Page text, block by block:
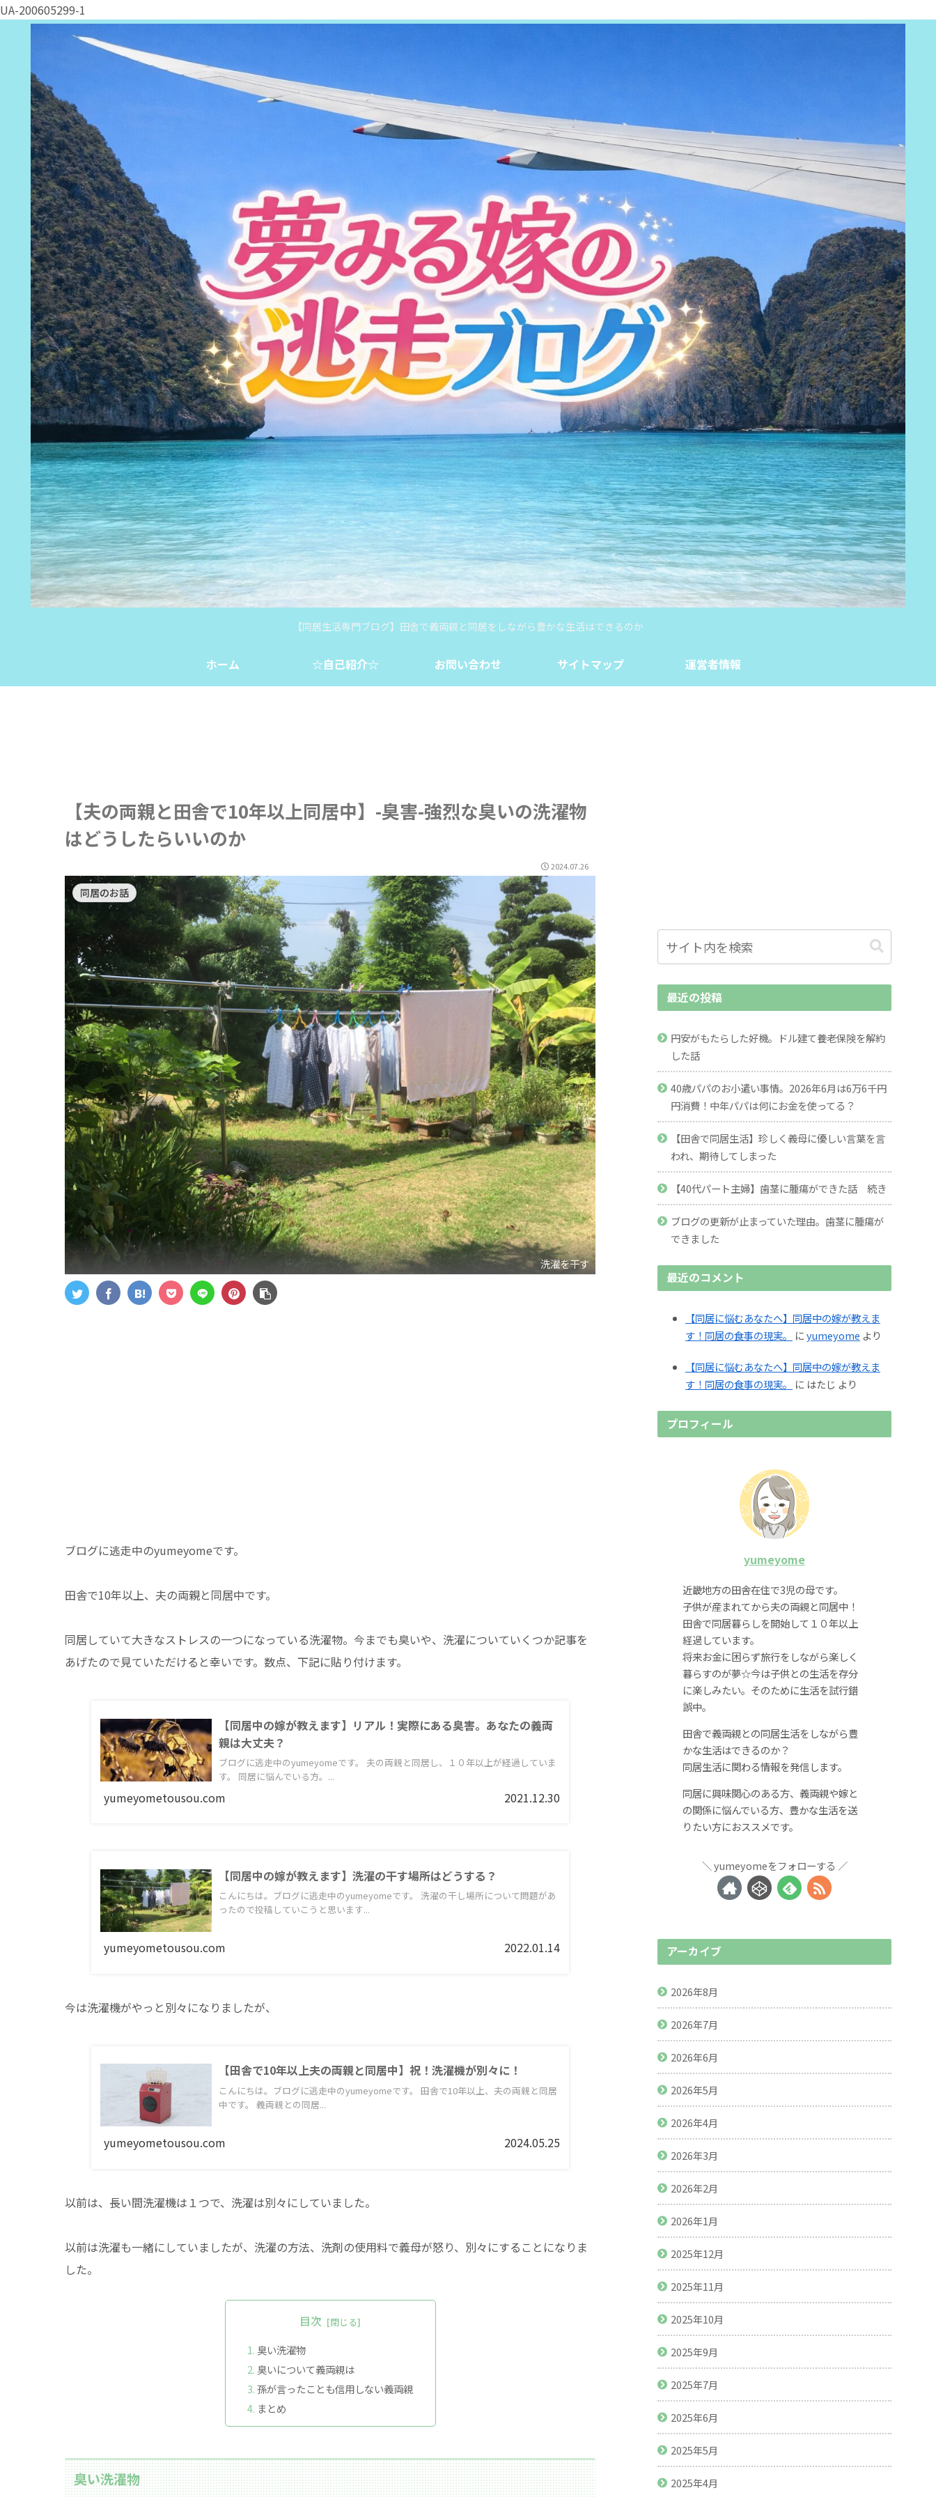
UA-200605299-1
【同居生活専門ブログ】田舎で義両親と同居をしながら豊かな生活はできるのか
ホーム ☆自己紹介☆ お問い合わせ サイトマップ 運営者情報
【夫の両親と田舎で10年以上同居中】-臭害-強烈な臭いの洗濯物
はどうしたらいいのか
2024.07.26
同居のお話
洗濯を干す
ブログに逃走中のyumeyomeです。
田舎で10年以上、夫の両親と同居中です。
同居していて大きなストレスの一つになっている洗濯物。今までも臭いや、洗濯についていくつか記事を
あげたので見ていただけると幸いです。数点、下記に貼り付けます。
【同居中の嫁が教えます】リアル！実際にある臭害。あなたの義両
親は大丈夫？
ブログに逃走中のyumeyomeです。 夫の両親と同居し、１０年以上が経過していま
す。 同居に悩んでいる方。...
yumeyometousou.com 2021.12.30
【同居中の嫁が教えます】洗濯の干す場所はどうする？
こんにちは。ブログに逃走中のyumeyomeです。 洗濯の干し場所について問題があ
ったので投稿していこうと思います...
yumeyometousou.com 2022.01.14
今は洗濯機がやっと別々になりましたが、
【田舎で10年以上夫の両親と同居中】祝！洗濯機が別々に！
こんにちは。ブログに逃走中のyumeyomeです。 田舎で10年以上、夫の両親と同居
中です。 義両親との同居...
yumeyometousou.com 2024.05.25
以前は、長い間洗濯機は１つで、洗濯は別々にしていました。
以前は洗濯も一緒にしていましたが、洗濯の方法、洗剤の使用料で義母が怒り、別々にすることになりま
した。
目次
臭い洗濯物
臭いについて義両親は
孫が言ったことも信用しない義両親
まとめ
臭い洗濯物
最近の投稿
円安がもたらした好機。ドル建て養老保険を解約
した話
40歳パパのお小遣い事情。2026年6月は6万6千円
円消費！中年パパは何にお金を使ってる？
【田舎で同居生活】珍しく義母に優しい言葉を言
われ、期待してしまった
【40代パート主婦】歯茎に腫瘍ができた話 続き
ブログの更新が止まっていた理由。歯茎に腫瘍が
できました
最近のコメント
【同居に悩むあなたへ】同居中の嫁が教えま
す！同居の食事の現実。
にyumeyome より
【同居に悩むあなたへ】同居中の嫁が教えま
す！同居の食事の現実。
に はたじ より
プロフィール
yumeyome
近畿地方の田舎在住で3児の母です。
子供が産まれてから夫の両親と同居中！
田舎で同居暮らしを開始して１０年以上
経過しています。
将来お金に困らず旅行をしながら楽しく
暮らすのが夢☆今は子供との生活を存分
に楽しみたい。そのために生活を試行錯
誤中。
田舎で義両親との同居生活をしながら豊
かな生活はできるのか？
同居生活に関わる情報を発信します。
同居に興味関心のある方、義両親や嫁と
の関係に悩んでいる方、豊かな生活を送
りたい方におススメです。
yumeyomeをフォローする
アーカイブ
2026年8月
2026年7月
2026年6月
2026年5月
2026年4月
2026年3月
2026年2月
2026年1月
2025年12月
2025年11月
2025年10月
2025年9月
2025年7月
2025年6月
2025年5月
2025年4月